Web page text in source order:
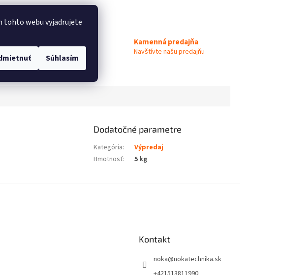
tohto webu vyjadrujete
Súhlasím
Kamenná predajňa
Navštívte našu predajňu
Dodatočné parametre
Kategória:
Výpredaj
Hmotnosť: 5 kg
Kontakt
noka@nokatechnika.sk